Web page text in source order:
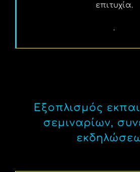
επιτυχία.
.
Εξοπλισμός
σεμιναρίων,